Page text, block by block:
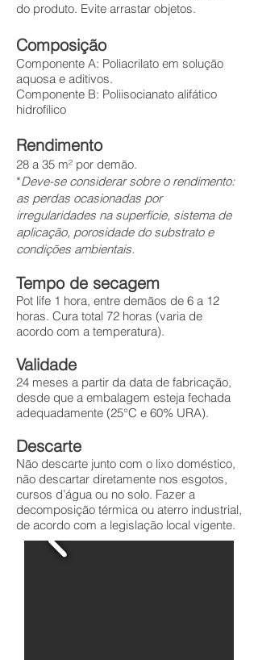
do produto. Evite arrastar objetos.
Composição
Componente A: Poliacrilato em solução
aquosa e aditivos.
Componente B: Poliisocianato alifático
hidrofílico
Rendimento
28 a 35 m² por demão.
*Deve-se considerar sobre o rendimento:
as perdas ocasionadas por
irregularidades na superfície, sistema de
aplicação, porosidade do substrato e
condições ambientais.
Tempode secagem
Pot life 1 hora, entre demãos de 6 a 12
horas. Cura total 72 horas (varia de
acordo com a temperatura).
Validade
24 meses a partir da data de fabricação,
desde que a embalagem esteja fechada
adequadamente (25°C e 60% URA).
Descarte
Não descarte junto com o lixo doméstico,
não descartar diretamente nos esgotos,
cursos d’água ou no solo. Fazer a
decomposição térmica ou aterro industrial,
de acordo com a legislação local vigente.